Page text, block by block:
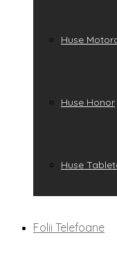
Huse
Huse Honor
Huse
Folii Telefoane